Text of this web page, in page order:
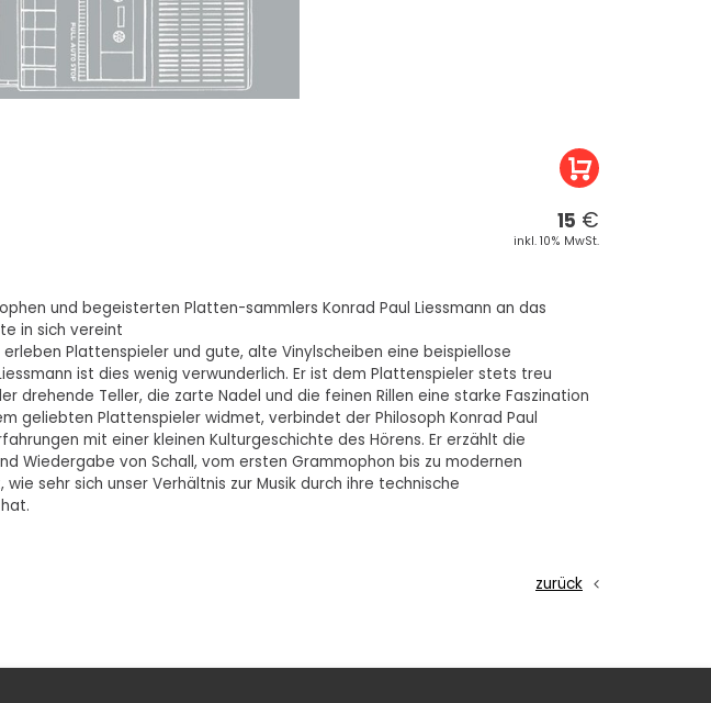
15 €
inkl. 10% MwSt.
und begeisterten Platten-sammlers Konrad Paul Liessmann an das
in sich vereint
Plattenspieler und gute, alte Vinylscheiben eine beispiellose
ist dies wenig verwunderlich. Er ist dem Plattenspieler stets treu
drehende Teller, die zarte Nadel und die feinen Rillen eine starke Faszination
geliebten Plattenspieler widmet, verbindet der Philosoph Konrad Paul
mit einer kleinen Kulturgeschichte des Hörens. Er erzählt die
Wiedergabe von Schall, vom ersten Grammophon bis zu modernen
sehr sich unser Verhältnis zur Musik durch ihre technische
zurück